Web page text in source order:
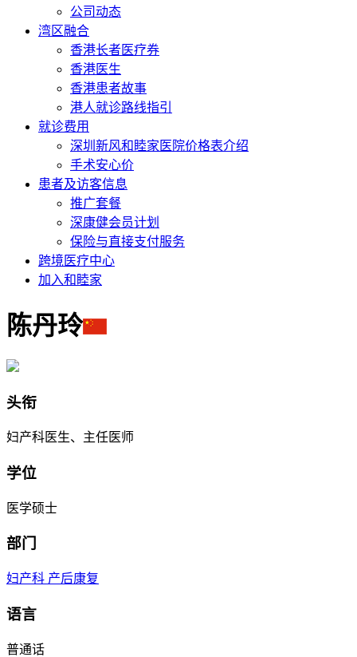
公司动态
湾区融合
香港长者医疗券
香港医生
香港患者故事
港人就诊路线指引
就诊费用
深圳新风和睦家医院价格表介绍
手术安心价
患者及访客信息
推广套餐
深康健会员计划
保险与直接支付服务
跨境医疗中心
加入和睦家
陈丹玲
头衔
妇产科医生、主任医师
学位
医学硕士
部门
妇产科 产后康复
语言
普通话